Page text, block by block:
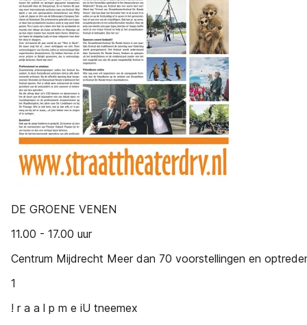
DE GROENE VENEN
11.00 - 17.00 uur
Centrum Mijdrecht Meer dan 70 voorstellingen en
1
! r a a l p m e iU tneemex